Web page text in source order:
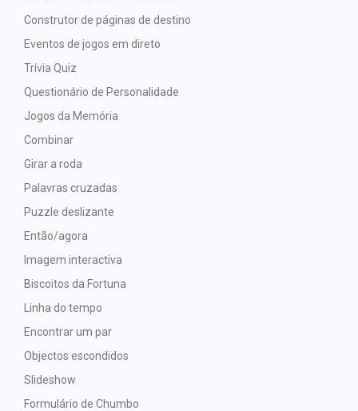
Construtor de páginas de destino
Eventos de jogos em direto
Trívia Quiz
Questionário de Personalidade
Jogos da Memória
Combinar
Girar a roda
Palavras cruzadas
Puzzle deslizante
Então/agora
Imagem interactiva
Biscoitos da Fortuna
Linha do tempo
Encontrar um par
Objectos escondidos
Slideshow
Formulário de Chumbo